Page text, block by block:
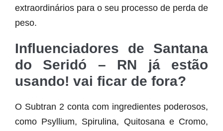
extraordinários para o seu processo de perda de
peso.
Influenciadores de Santana
do Seridó – RN já estão
usando! vai ficar de fora?
O Subtran 2 conta com ingredientes poderosos,
como Psyllium, Spirulina, Quitosana e Cromo,